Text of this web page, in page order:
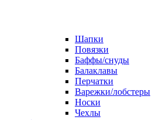
Шапки
Повязки
Баффы/снуды
Балаклавы
Перчатки
Варежки/лобстеры
Носки
Чехлы